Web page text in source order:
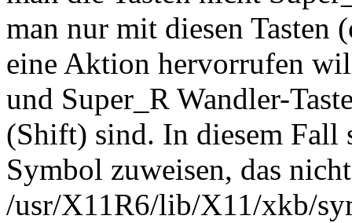
man nur mit diesen Tasten
eine Aktion hervorrufen
und Super_R Wandler-
(Shift) sind. In diesem Fall
Symbol zuweisen, das
/usr/X11R6/lib/X11/xkb/